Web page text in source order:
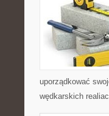
uporządkować
wędkarskich